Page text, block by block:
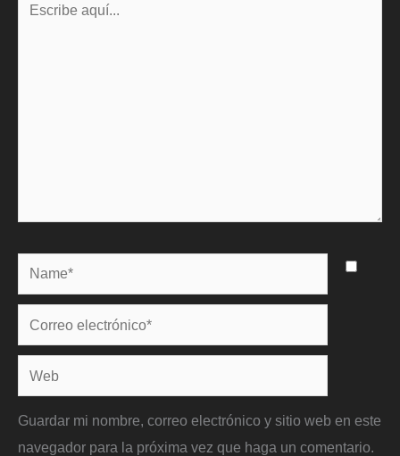
Name*
Correo
electrónico*
Web
Guardar mi nombre, correo electrónico y sitio web en este
navegador para la próxima vez que haga un comentario.